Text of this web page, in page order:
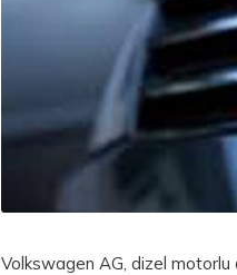
Volkswagen AG, dizel motorlu